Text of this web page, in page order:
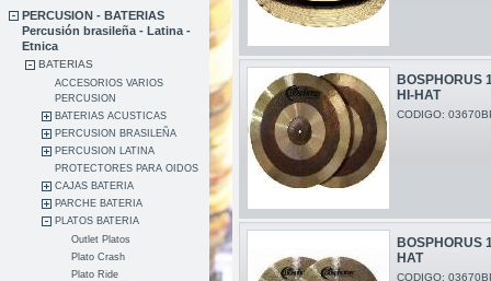
PERCUSION - BATERIAS
Percusión brasileña - Latina -
Etnica
BATERIAS
ACCESORIOS VARIOS
PERCUSION
BATERIAS ACUSTICAS
PERCUSION BRASILEÑA
PERCUSION LATINA
PROTECTORES PARA OIDOS
CAJAS BATERIA
PARCHE BATERIA
PLATOS BATERIA
Outlet Platos
Plato Crash
Plato Ride
BOSPHORUS
HI-HAT
CODIGO:
BOSPHORUS
HAT
CODIGO: